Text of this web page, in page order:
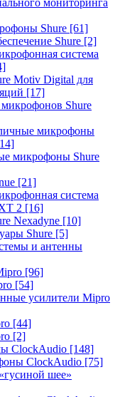
мониторинга
Shure [61]
Shure [2]
система
Motiv Digital для
[17]
Shure
микрофоны
микрофоны Shure
[21]
система
2 [16]
Nexadyne [10]
Shure [5]
и антенны
[96]
[54]
усилители Mipro
[44]
[2]
ClockAudio [148]
ClockAudio [75]
шее»